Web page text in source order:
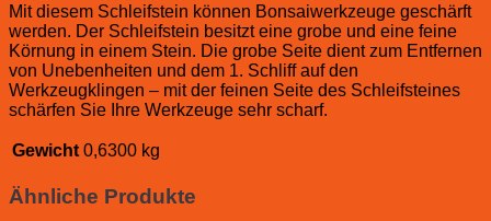
Mit diesem Schleifstein können Bonsaiwerkzeuge geschärft
werden. Der Schleifstein besitzt eine grobe und eine feine
Körnung in einem Stein. Die grobe Seite dient zum Entfernen
von Unebenheiten und dem 1. Schliff auf den
Werkzeugklingen – mit der feinen Seite des Schleifsteines
schärfen Sie Ihre Werkzeuge sehr scharf.
Gewicht 0,6300 kg
Ähnliche Produkte